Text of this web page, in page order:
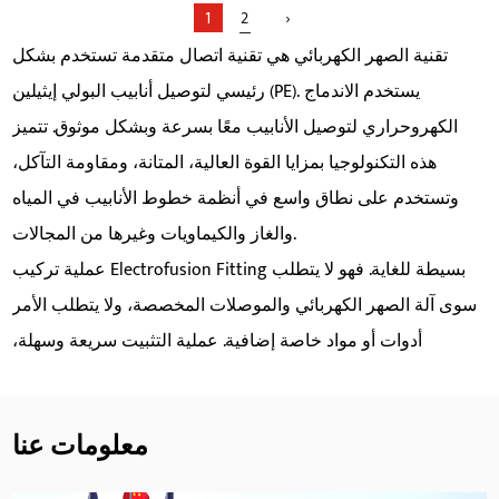
حدود:
اقرأ المزيد
1 2
›
تقنية الصهر الكهربائي هي تقنية اتصال متقدمة تستخدم بشكل
رئيسي لتوصيل أنابيب البولي إيثيلين (PE). يستخدم الاندماج
الكهروحراري لتوصيل الأنابيب معًا بسرعة وبشكل موثوق. تتميز
هذه التكنولوجيا بمزايا القوة العالية، المتانة، ومقاومة التآكل،
وتستخدم على نطاق واسع في أنظمة خطوط الأنابيب في المياه
والغاز والكيماويات وغيرها من المجالات.
عملية تركيب Electrofusion Fitting بسيطة للغاية. فهو لا يتطلب
سوى آلة الصهر الكهربائي والموصلات المخصصة، ولا يتطلب الأمر
أدوات أو مواد خاصة إضافية. عملية التثبيت سريعة وسهلة،
العمالة.
معلومات عنا